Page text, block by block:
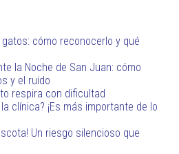
cómo reconocerlo y qué
la Noche de San Juan: cómo
y el ruido
respira con dificultad
clínica? ¡Es más importante de lo
Un riesgo silencioso que